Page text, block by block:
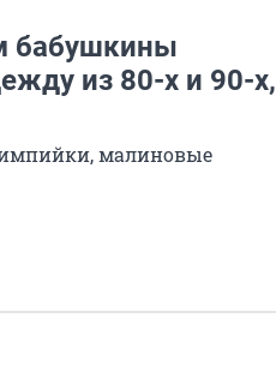
бабушкины
из 80-х и 90-х,
малиновые